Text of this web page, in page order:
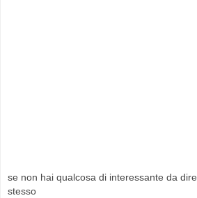
se non hai qualcosa di interessante da
stesso